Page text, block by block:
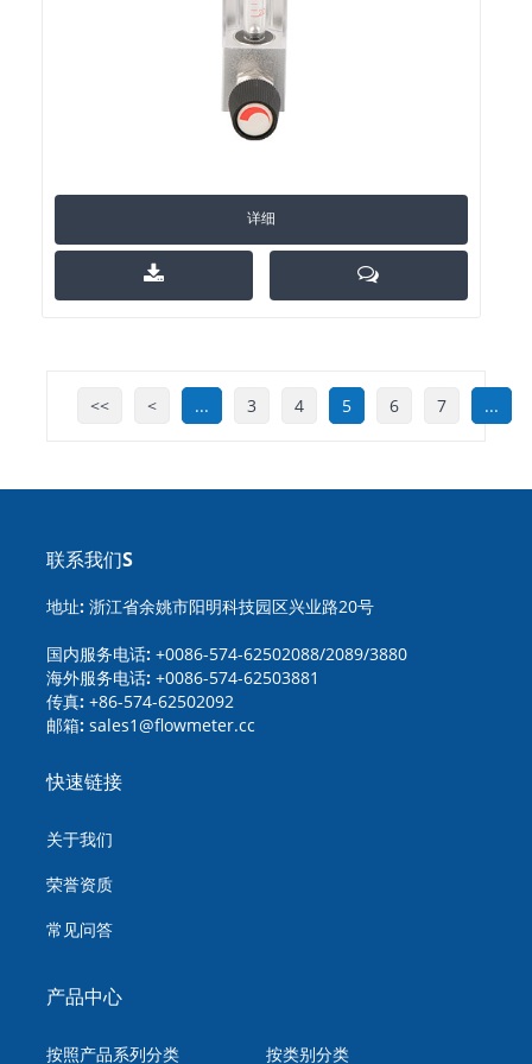
详细
<< < ... 3 4 5 6 7 ...
联系我们S
地址: 浙江省余姚市阳明科技园区兴业路20号
国内服务电话: +0086-574-62502088/2089/3880
海外服务电话: +0086-574-62503881
传真: +86-574-62502092
邮箱: sales1@flowmeter.cc
快速链接
关于我们
荣誉资质
常见问答
产品中心
按照产品系列分类 按类别分类